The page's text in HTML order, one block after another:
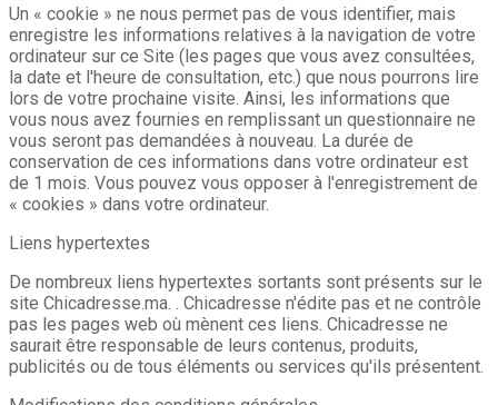
Un « cookie » ne nous permet pas de vous identifier, mais
enregistre les informations relatives à la navigation de votre
ordinateur sur ce Site (les pages que vous avez consultées,
la date et l'heure de consultation, etc.) que nous pourrons lire
lors de votre prochaine visite. Ainsi, les informations que
vous nous avez fournies en remplissant un questionnaire ne
vous seront pas demandées à nouveau. La durée de
conservation de ces informations dans votre ordinateur est
de 1 mois. Vous pouvez vous opposer à l'enregistrement de
« cookies » dans votre ordinateur.
Liens hypertextes
De nombreux liens hypertextes sortants sont présents sur le
site Chicadresse.ma. . Chicadresse n'édite pas et ne contrôle
pas les pages web où mènent ces liens. Chicadresse ne
saurait être responsable de leurs contenus, produits,
publicités ou de tous éléments ou services qu'ils présentent.